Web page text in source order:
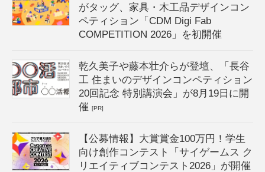
がタッグ、家具・木工品デザインコン
ペティション「CDM Digi Fab
COMPETITION 2026」を初開催
乾久美子や藤本壮介らが登壇、「長谷
工 住まいのデザインコンペティション
20回記念 特別講演会」が8月19日に開
催[PR]
【公募情報】大賞賞金100万円！学生
向け創作コンテスト「サイゲームス ク
リエイティブコンテスト2026」が開催